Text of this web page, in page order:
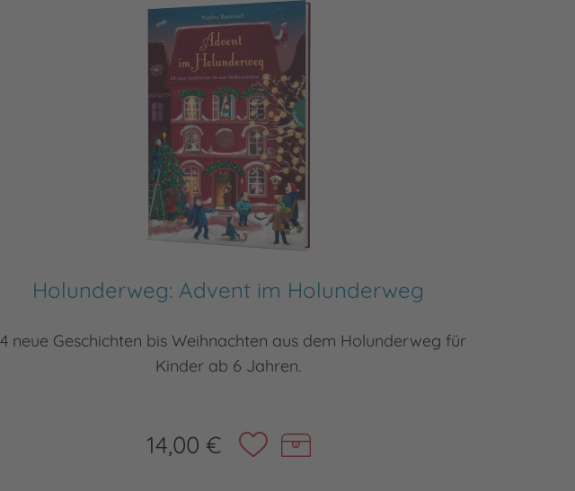
Holunderweg: Advent im Holunderweg
neue Geschichten bis Weihnachten aus dem Holunderweg für
Kinder ab 6 Jahren.
14,00 €